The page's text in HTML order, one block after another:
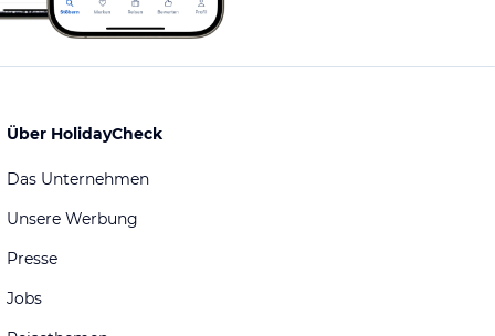
Über HolidayCheck
Das Unternehmen
Unsere Werbung
Presse
Jobs